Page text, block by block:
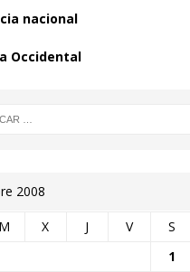
nacional
Occidental
2008
M X J V S
1